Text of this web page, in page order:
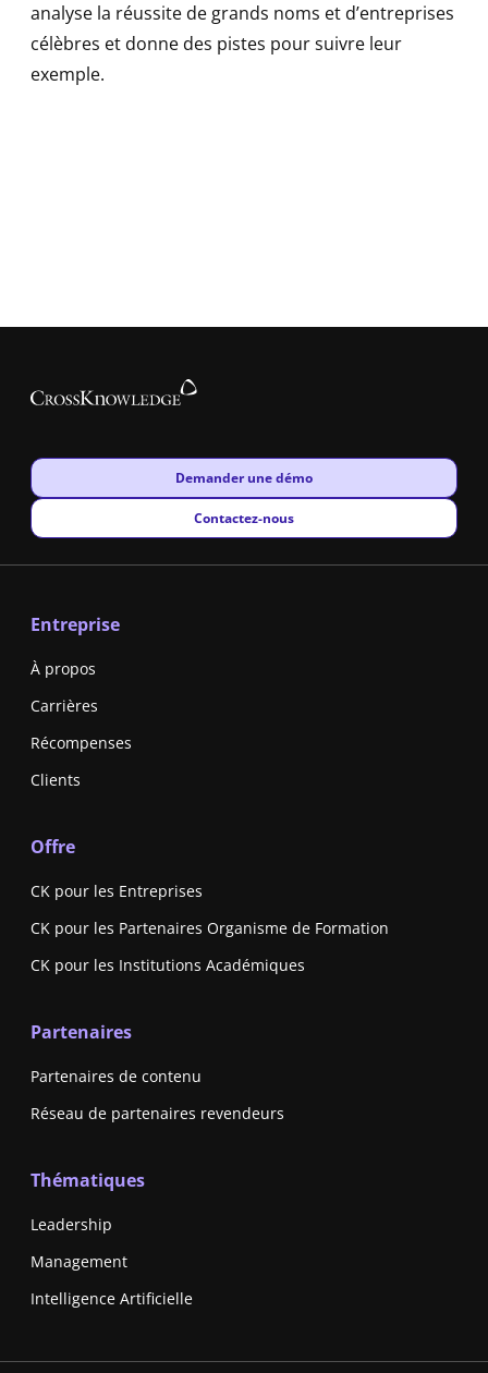
analyse la réussite de grands noms et d’entreprises
célèbres et donne des pistes pour suivre leur
exemple.
New window
Demander une démo
New window
Contactez-nous
Entreprise
À propos
Carrières
Récompenses
Clients
Offre
CK pour les Entreprises
CK pour les Partenaires Organisme de Formation
CK pour les Institutions Académiques
Partenaires
Partenaires de contenu
Réseau de partenaires revendeurs
Thématiques
Leadership
Management
Intelligence Artificielle